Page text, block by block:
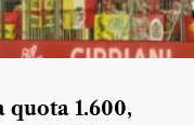
quota 1.600,